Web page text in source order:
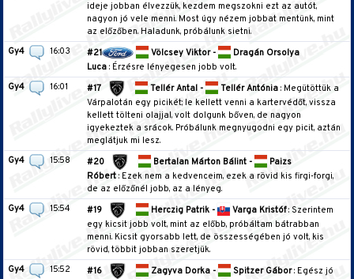
ideje jobban élvezzük, kezdem megszokni ezt az autót,
nagyon jó vele menni. Most úgy nézem jobbat mentünk, mint
az előzőben. Haladunk, próbálunk sietni.
Gy4
16:03 #21 Völcsey Viktor -
Dragán Orsolya
Luca: Érzésre lényegesen jobb volt.
Gy4
16:01 #17 Tellér Antal - Tellér Antónia: Megütöttük a
Várpalotán egy picikét; le kellett venni a kartervédőt, vissza
kellett tölteni olajjal, volt dolgunk bőven, de nagyon
igyekeztek a srácok. Próbálunk megnyugodni egy picit, aztán
meglátjuk mi lesz.
Gy4
15:58 #20 Bertalan Márton Bálint -
Paizs
Róbert: Ezek nem a kedvenceim, ezek a rövid kis firgi-forgi,
de az előzőnél jobb, az a lényeg.
Gy4
15:54 #19 Herczig Patrik - Varga Kristóf: Szerintem
egy kicsit jobb volt, mint az előbb, próbáltam bátrabban
menni. Kicsit gyorsabb lett, de összességében jó volt, kis
rövid, többit jobban szeretjük.
Gy4
15:52 #16 Zagyva Dorka - Spitzer Gábor: Egész jó